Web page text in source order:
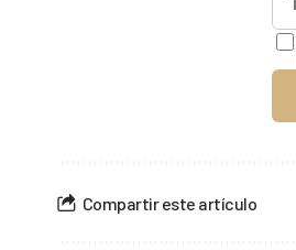
Compartir este artículo